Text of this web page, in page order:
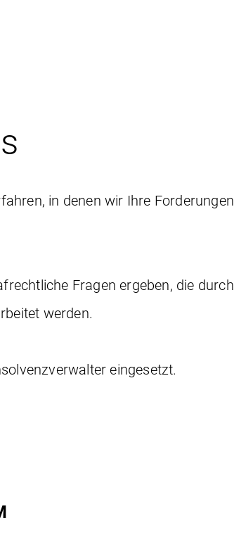
in denen wir Ihre Forderungen
Fragen ergeben, die durch
werden.
eingesetzt.